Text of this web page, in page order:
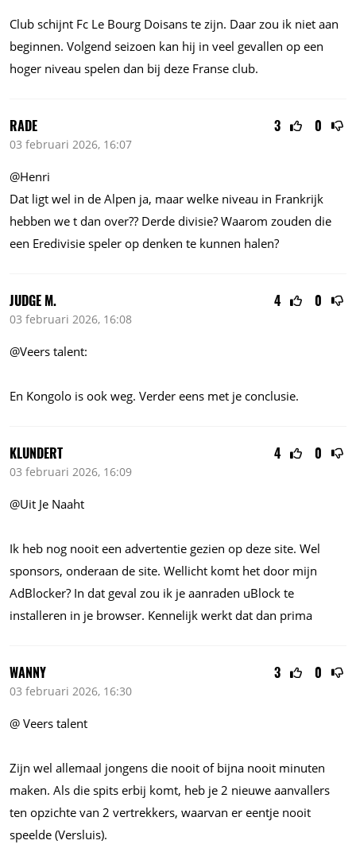
Club schijnt Fc Le Bourg Doisans te zijn. Daar zou ik niet aan
beginnen. Volgend seizoen kan hij in veel gevallen op een
hoger niveau spelen dan bij deze Franse club.
3 0
RADE
03 februari 2026, 16:07
@Henri
Dat ligt wel in de Alpen ja, maar welke niveau in Frankrijk
hebben we t dan over?? Derde divisie? Waarom zouden die
een Eredivisie speler op denken te kunnen halen?
4 0
JUDGE M.
03 februari 2026, 16:08
@Veers talent:
En Kongolo is ook weg. Verder eens met je conclusie.
4 0
KLUNDERT
03 februari 2026, 16:09
@Uit Je Naaht
Ik heb nog nooit een advertentie gezien op deze site. Wel
sponsors, onderaan de site. Wellicht komt het door mijn
AdBlocker? In dat geval zou ik je aanraden uBlock te
installeren in je browser. Kennelijk werkt dat dan prima
3 0
WANNY
03 februari 2026, 16:30
@ Veers talent
Zijn wel allemaal jongens die nooit of bijna nooit minuten
maken. Als die spits erbij komt, heb je 2 nieuwe aanvallers
ten opzichte van 2 vertrekkers, waarvan er eentje nooit
speelde (Versluis).